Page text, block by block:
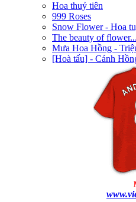
Hoa thuỷ tiên
999 Roses
Snow Flower - Hoa
The beauty of flower...
Mưa Hoa Hồng -
[Hoà tấu] - Cánh